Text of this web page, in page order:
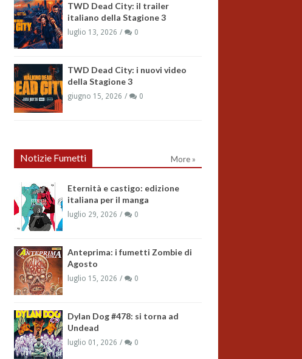
TWD Dead City: il trailer
italiano della Stagione 3
luglio 13, 2026 0
TWD Dead City: i nuovi video
della Stagione 3
giugno 15, 2026 0
Notizie Fumetti More »
Eternità e castigo: edizione
italiana per il manga
luglio 29, 2026 0
Anteprima: i fumetti Zombie di
Agosto
luglio 15, 2026 0
Dylan Dog #478: si torna ad
Undead
luglio 01, 2026 0